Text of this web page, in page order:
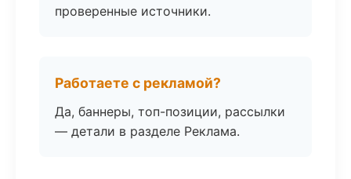
проверенные источники.
Работаете с рекламой?
Да, баннеры, топ-позиции, рассылки
— детали в разделе Реклама.